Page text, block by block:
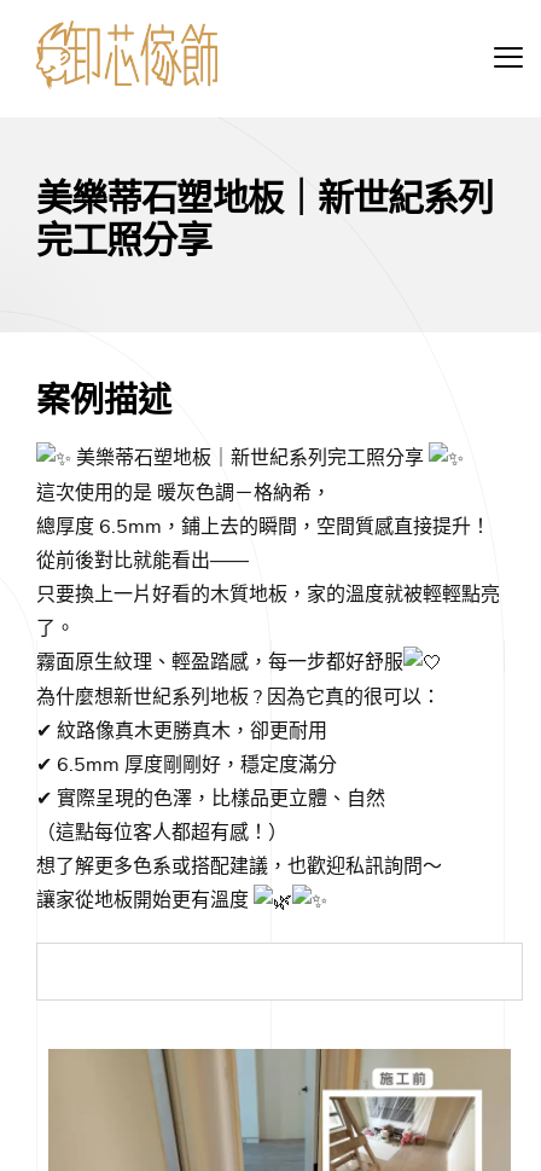
美樂蒂石塑地板｜新世紀系列
完工照分享
案例描述
美樂蒂石塑地板｜新世紀系列完工照分享
這次使用的是 暖灰色調－格納希，
總厚度 6.5mm，鋪上去的瞬間，空間質感直接提升！
從前後對比就能看出——
只要換上一片好看的木質地板，家的溫度就被輕輕點亮
了。
霧面原生紋理、輕盈踏感，每一步都好舒服
為什麼想新世紀系列地板 ? 因為它真的很可以：
✔︎ 紋路像真木更勝真木，卻更耐用
✔︎ 6.5mm 厚度剛剛好，穩定度滿分
✔︎ 實際呈現的色澤，比樣品更立體、自然
（這點每位客人都超有感！）
想了解更多色系或搭配建議，也歡迎私訊詢問～
讓家從地板開始更有溫度